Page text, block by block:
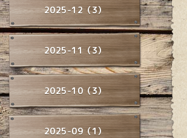
2025-12（3）
2025-11（3）
2025-10（3）
2025-09（1）